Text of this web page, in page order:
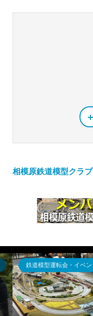
相模原鉄道模型クラブ
ジオラマ出張貸出